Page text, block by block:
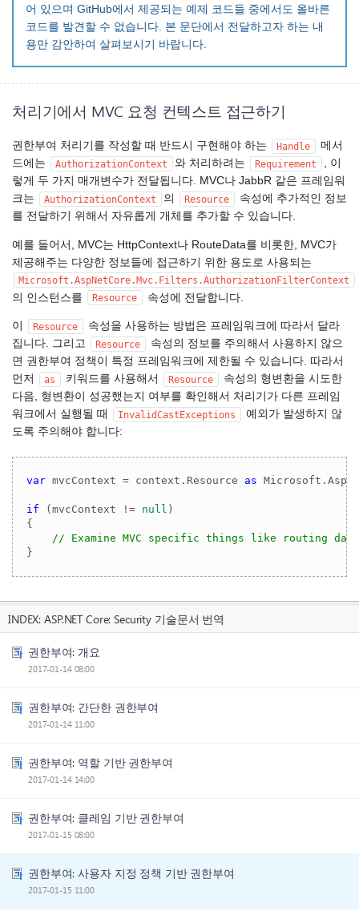
어 있으며 GitHub에서 제공되는 예제 코드들 중에서도 올바른
코드를 발견할 수 없습니다. 본 문단에서 전달하고자 하는 내
용만 감안하여 살펴보시기 바랍니다.
처리기에서 MVC 요청 컨텍스트 접근하기
권한부여 처리기를 작성할 때 반드시 구현해야 하는 Handle
메서
드에는
AuthorizationContext 와 처리하려는 Requirement
, 이
렇게 두 가지 매개변수가 전달됩니다. MVC나 JabbR 같은 프레임워
크는
AuthorizationContext 의 Resource
속성에 추가적인 정보
를 전달하기 위해서 자유롭게 개체를 추가할 수 있습니다.
예를 들어서, MVC는 HttpContext나 RouteData를 비롯한, MVC가
제공해주는 다양한 정보들에 접근하기 위한 용도로 사용되는
Microsoft.AspNetCore.Mvc.Filters.AuthorizationFilterContext
의 인스턴스를 Resource 속성에 전달합니다.
이 Resource
속성을 사용하는 방법은 프레임워크에 따라서 달라
집니다. 그리고
Resource
속성의 정보를 주의해서 사용하지 않으
면 권한부여 정책이 특정 프레임워크에 제한될 수 있습니다. 따라서
먼저
as 키워드를 사용해서 Resource
속성의 형변환을 시도한
다음, 형변환이 성공했는지 여부를 확인해서 처리기가 다른 프레임
워크에서 실행될 때
InvalidCastExceptions
예외가 발생하지 않
도록 주의해야 합니다:
var mvcContext = context.Resource as
if (mvcContext != null )
{
// Examine MVC specific things like routing
}
INDEX:ASP.NET Core: Security 기술문서 번역
권한부여: 개요
2017-01-14 08:00
권한부여: 간단한 권한부여
2017-01-14 11:00
권한부여: 역할 기반 권한부여
2017-01-14 14:00
권한부여: 클레임 기반 권한부여
2017-01-15 08:00
권한부여: 사용자 지정 정책 기반 권한부여
2017-01-15 11:00